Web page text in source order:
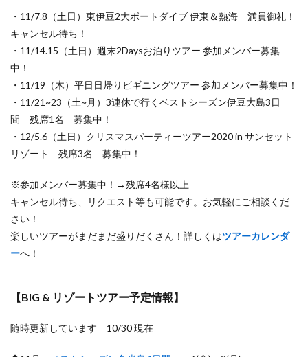
・11/7.8（土日）東伊豆2大ボートダイブ 伊東＆熱海 満員御礼！
キャンセル待ち！
・11/14.15（土日）週末2Daysお泊りツアー 参加メンバー募集
中！
・11/19（木）平日日帰りビギニングツアー 参加メンバー募集中！
・11/21~23（土~月）3連休で行くベストシーズン伊豆大島3日
間 残席1名 募集中！
・12/5.6（土日）クリスマスパーティーツアー2020 in サンセット
リゾート 残席3名 募集中！
※参加メンバー募集中！→残席4名様以上
キャンセル待ち、リクエスト等も可能です。お気軽にご相談くだ
さい！
楽しいツアーがまだまだ盛りだくさん！詳しくはツアーカレンダ
ーへ！
【BIG & リゾートツアー予定情報】
随時更新しています 10/30 現在